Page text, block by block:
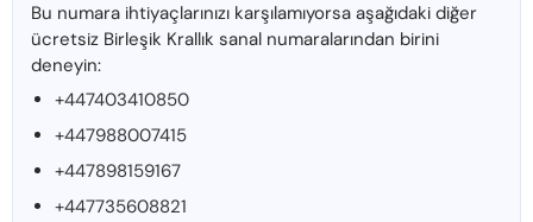
Bu numara ihtiyaçlarınızı karşılamıyorsa aşağıdaki diğer
ücretsiz Birleşik Krallık sanal numaralarından birini
deneyin:
+447403410850
+447988007415
+447898159167
+447735608821